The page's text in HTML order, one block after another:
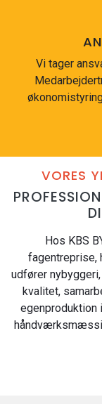
Vi tager
VORES
Hos KBS
fagentreprise,
udfører
kvalitet,
egenproduktion